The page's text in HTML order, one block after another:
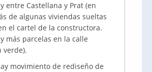
entre Castellana y Prat (en
de algunas viviendas sueltas
el cartel de la constructora.
más parcelas en la calle
verde).
movimiento de rediseño de